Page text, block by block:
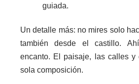
guiada.
Un detalle más: no mires solo
también desde el castillo.
encanto. El paisaje, las calles y
sola composición.